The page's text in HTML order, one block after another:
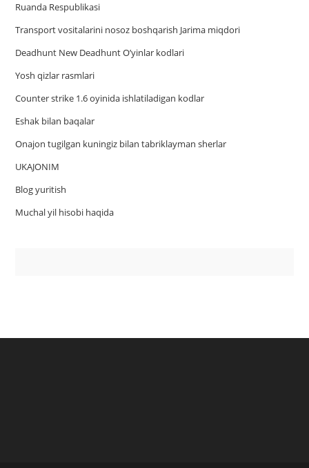
Ruanda Respublikasi
Trаnsport vositаlаrini nosoz boshqаrish Jаrimа miqdori
Deadhunt New Deadhunt O’yinlar kodlari
Yosh qizlar rasmlari
Counter strike 1.6 oyinida ishlatiladigan kodlar
Eshak bilan baqalar
Onajon tugilgan kuningiz bilan tabriklayman sherlar
UKAJONIM
Blog yuritish
Muchal yil hisobi haqida